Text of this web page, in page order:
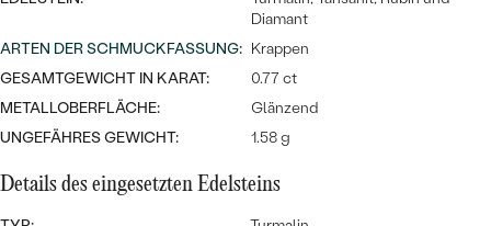
Wave Kollektion
ANSEHEN
ANSEHEN
Diamant
ARTEN DER SCHMUCKFASSUNG: Krappen
GESAMTGEWICHT IN KARAT:
0.77 ct
METALLOBERFLÄCHE:
Glänzend
UNGEFÄHRES GEWICHT:
1.58 g
Details des eingesetzten Edelsteins